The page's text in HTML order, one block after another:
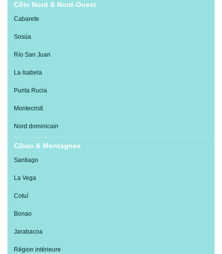
Côte Nord & Nord-Ouest
Cabarete
Sosúa
Río San Juan
La Isabela
Punta Rucia
Montecristi
Nord dominicain
Cibao & Montagnes
Santiago
La Vega
Cotuí
Bonao
Jarabacoa
Région intérieure